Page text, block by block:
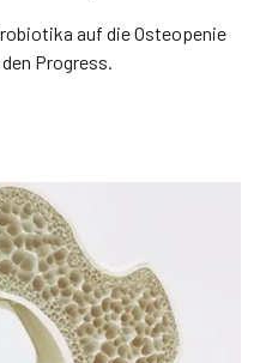
auf die Osteopenie
Progress.